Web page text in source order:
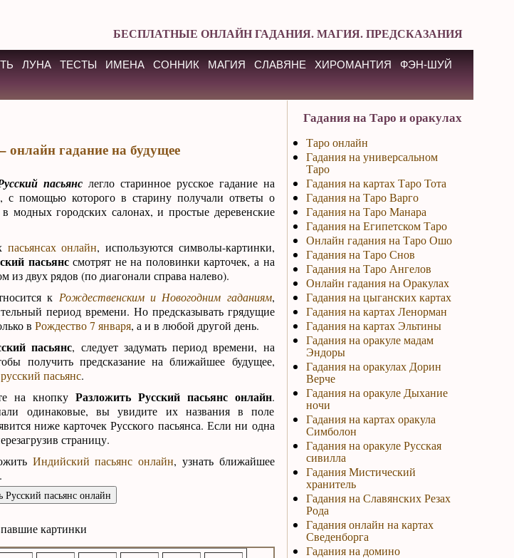
БЕСПЛАТНЫЕ ОНЛАЙН ГАДАНИЯ. МАГИЯ. ПРЕДСКАЗАНИЯ
ЛУНА ТЕСТЫ ИМЕНА СОННИК МАГИЯ СЛАВЯНЕ ХИРОМАНТИЯ
ФЭН-ШУЙ
онлайн гадание на будущее
пасьянслегло старинное русское гадание на
с помощью которого в старину получали ответы о
модных городских салонах, и простые деревенские
пасьянсах онлайн, используются символы-картинки,
пасьянссмотрят не на половинки карточек, а на
из двух рядов (по диагонали справа налево).
к Рождественским и Новогодним гаданиям,
период времени. Но предсказывать грядущие
в Рождество 7 января, а и в любой другой день.
пасьянс, следует задумать период времени, на
получить предсказание на ближайшее будущее,
пасьянс.
на кнопку Разложить Русский пасьянс онлайн.
одинаковые, вы увидите их названия в поле
ниже карточек Русского пасьянса. Если ни одна
страницу.
Индийский пасьянс онлайн, узнать ближайшее
.
картинки
Гадания на Таро и оракулах
Таро онлайн
Гадания на универсальном
Таро
Гадания на картах Таро Тота
Гадания на Таро Варго
Гадания на Таро Манара
Гадания на Египетском Таро
Онлайн гадания на Таро Ошо
Гадания на Таро Снов
Гадания на Таро Ангелов
Онлайн гадания на Оракулах
Гадания на цыганских картах
Гадания на картах Ленорман
Гадания на картах Эльтины
Гадания на оракуле мадам
Эндоры
Гадания на оракулах Дорин
Верче
Гадания на оракуле Дыхание
ночи
Гадания на картах оракула
Симболон
Гадания на оракуле Русская
сивилла
Гадания Мистический
хранитель
Гадания на Славянских Резах
Рода
Гадания онлайн на картах
Сведенборга
Гадания на домино